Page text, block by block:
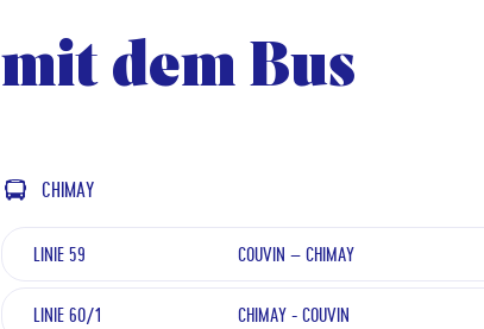
mit dem Bus
CHIMAY
LINIE 59 COUVIN – CHIMAY
LINIE 60/1 CHIMAY - COUVIN